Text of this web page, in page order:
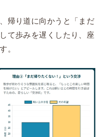
帰り道に向かうと「まだ
て歩みを遅くしたり、座
。